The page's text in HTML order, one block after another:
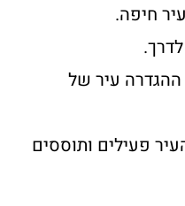
חיפה.
עיר של
פעילים ותוססים